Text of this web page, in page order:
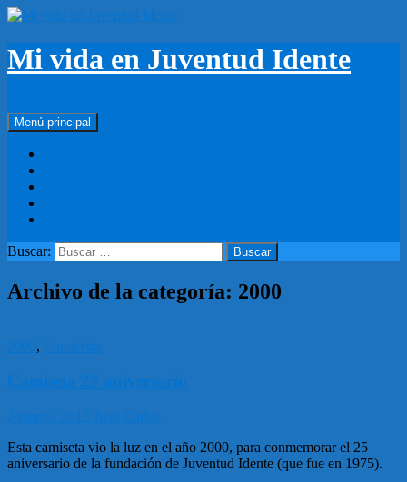
Mi vida en Juventud Idente
Menú principal
Buscar:
Archivo de la categoría: 2000
2000, Camisetas
Camiseta 25 aniversario
2 marzo, 2013 Juan Carlos
Esta camiseta vio la luz en el año 2000, para conmemorar el 25
aniversario de la fundación de Juventud Idente (que fue en 1975).